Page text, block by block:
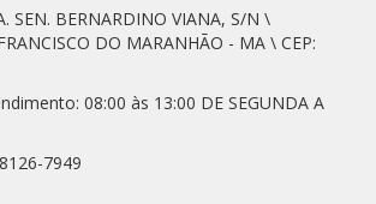
SEN. BERNARDINO VIANA, S/N \
DO MARANHÃO - MA \ CEP:
08:00 às 13:00 DE SEGUNDA A
7949